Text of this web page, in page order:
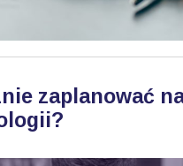
zaplanować